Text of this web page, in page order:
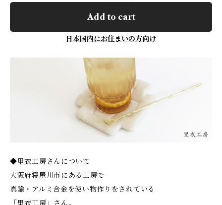
Add to cart
日本国内にお住まいの方向け
◆里衣工房さんについて
大阪府寝屋川市にある工房で
真鍮・アルミ合金を使い物作りをされている
「里衣工房」さん。